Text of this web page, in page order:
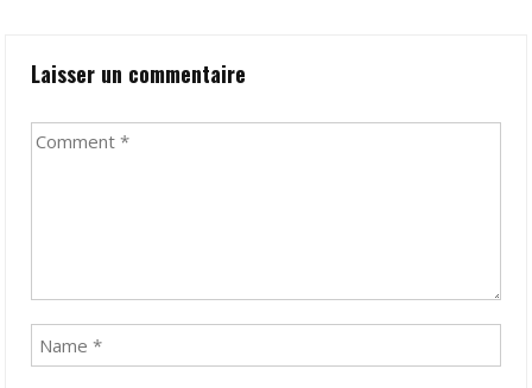
Laisser un commentaire